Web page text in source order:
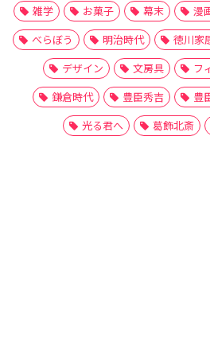
雑学
お菓子 幕末 漫
べらぼう
明治時代 徳川家
デザイン
文房具 フ
鎌倉時代
豊臣秀吉 豊
光る君へ
葛飾北斎